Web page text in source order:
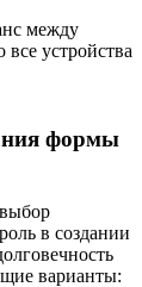
между
устройства
формы
в создании
варианты: